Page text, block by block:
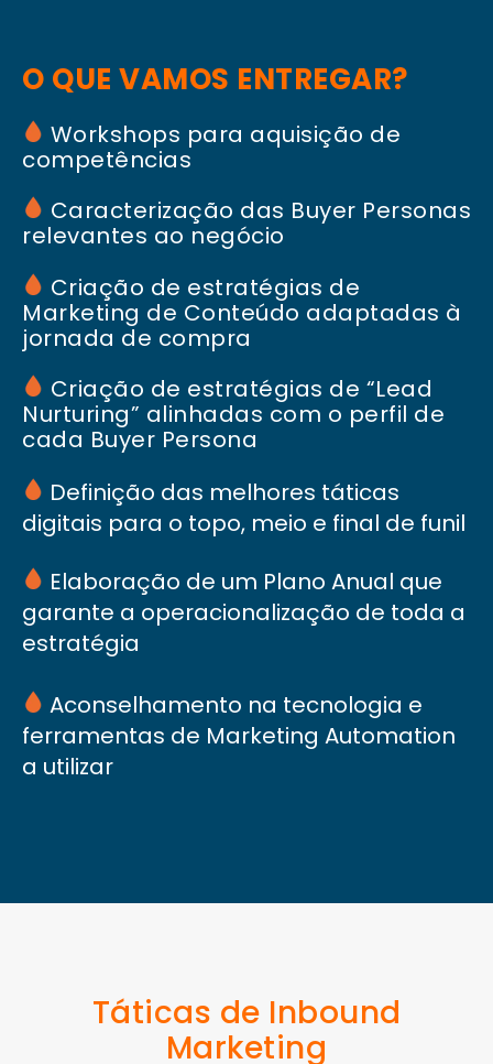
O QUE VAMOS ENTREGAR?
Workshops para aquisição de
competências
Caracterização das Buyer Personas
relevantes ao negócio
Criação de estratégias de
Marketing de Conteúdo adaptadas à
jornada de compra
Criação de estratégias de “Lead
Nurturing” alinhadas com o perfil de
cada Buyer Persona
Definição das melhores táticas
digitais para o topo, meio e final de funil
Elaboração de um Plano Anual que
garante a operacionalização de toda a
estratégia
Aconselhamento na tecnologia e
ferramentas de Marketing Automation
a utilizar
Táticas de Inbound
Marketing